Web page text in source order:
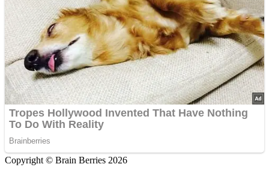
Copyright © Brain Berries 2026